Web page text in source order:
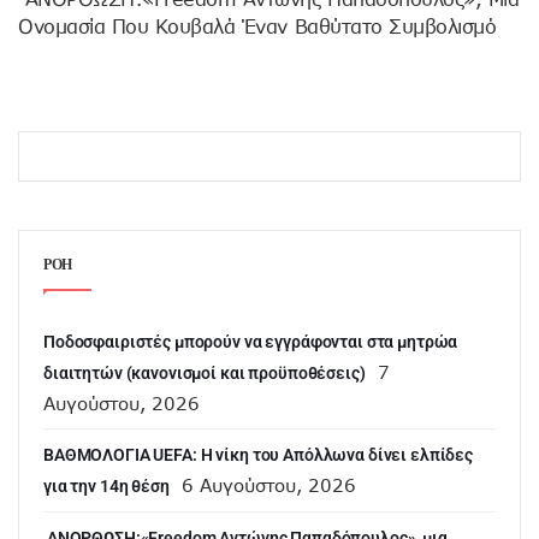
Ονομασία Που Κουβαλά Έναν Βαθύτατο Συμβολισμό
ΡΟΗ
Ποδοσφαιριστές μπορούν να εγγράφονται στα μητρώα
διαιτητών (κανονισμοί και προϋποθέσεις)
7
Αυγούστου, 2026
ΒΑΘΜΟΛΟΓΙΑ UEFA: Η νίκη του Απόλλωνα δίνει ελπίδες
για την 14η θέση
6 Αυγούστου, 2026